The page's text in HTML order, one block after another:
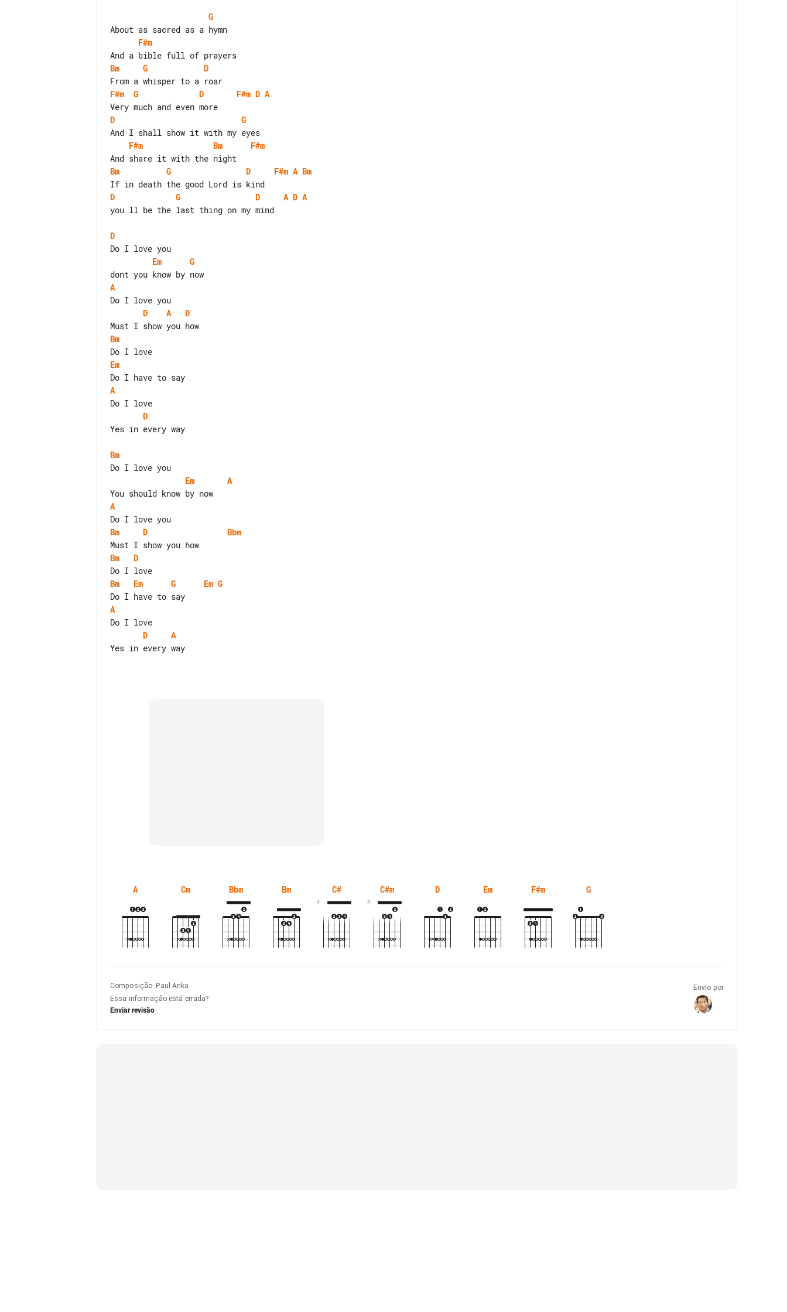
G
F#m
Bm
G
D
F#m
G D F#m D A
D
G
F#m
Bm
F#m
Bm
G D F#m A Bm
D
G D A D A
you ll be the last thing on my mind
D
Em
G
A
D
A
D
Bm
Em
A
D
Yes in every way
Bm
Em
A
A
Bm
D
Bbm
Bm
D
Bm
Em G Em G
A
D
A
Yes in every way
A Cm Bbm Bm C#
4
C#m
4
D Em F#m G
Composição: Paul Anka
Essa informação está errada?
Enviar revisão
Envio por